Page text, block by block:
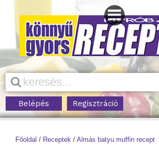
Belépés Regisztráció
Főoldal / Receptek / Almás batyu muffin recept